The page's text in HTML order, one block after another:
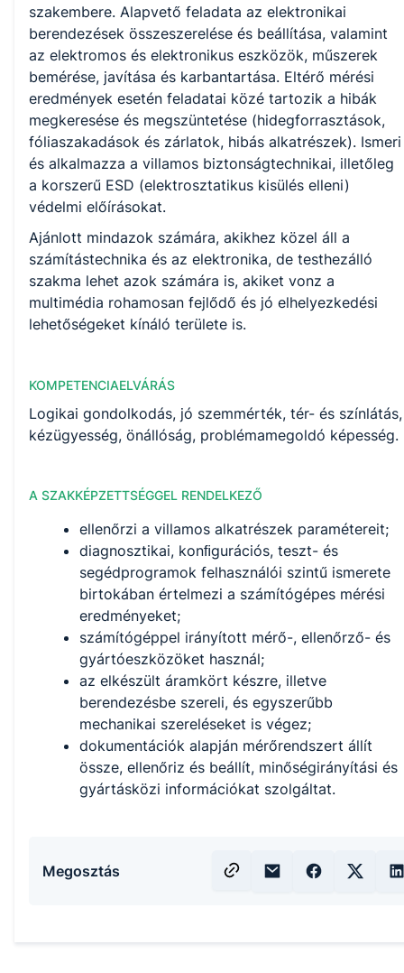
Okleveles technikusképzés
Nem
szakembere. Alapvető feladata az elektronikai
berendezések összeszerelése és beállítása, valamint
az elektromos és elektronikus eszközök, műszerek
bemérése, javítása és karbantartása. Eltérő mérési
eredmények esetén feladatai közé tartozik a hibák
megkeresése és megszüntetése (hidegforrasztások,
fóliaszakadások és zárlatok, hibás alkatrészek). Ismeri
és alkalmazza a villamos biztonságtechnikai, illetőleg
a korszerű ESD (elektrosztatikus kisülés elleni)
védelmi előírásokat.
Ajánlott mindazok számára, akikhez közel áll a
számítástechnika és az elektronika, de testhezálló
szakma lehet azok számára is, akiket vonz a
multimédia rohamosan fejlődő és jó elhelyezkedési
lehetőségeket kínáló területe is.
KOMPETENCIAELVÁRÁS
Logikai gondolkodás, jó szemmérték, tér- és színlátás,
kézügyesség, önállóság, problémamegoldó képesség.
A SZAKKÉPZETTSÉGGEL RENDELKEZŐ
ellenőrzi a villamos alkatrészek paramétereit;
diagnosztikai, konﬁgurációs, teszt- és
segédprogramok felhasználói szintű ismerete
birtokában értelmezi a számítógépes mérési
eredményeket;
számítógéppel irányított mérő-, ellenőrző- és
gyártóeszközöket használ;
az elkészült áramkört készre, illetve
berendezésbe szereli, és egyszerűbb
mechanikai szereléseket is végez;
dokumentációk alapján mérőrendszert állít
össze, ellenőriz és beállít, minőségirányítási és
gyártásközi információkat szolgáltat.
Megosztás